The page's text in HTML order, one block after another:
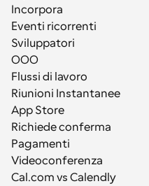
Incorpora
Eventi ricorrenti
Sviluppatori
OOO
Flussi di lavoro
Riunioni Instantanee
App Store
Richiede conferma
Pagamenti
Videoconferenza
Cal.com vs Calendly